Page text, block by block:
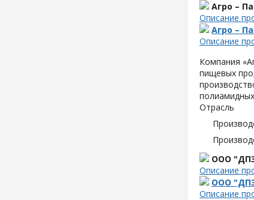
Агро –
Описание
Агро –
Описание
Компания
пищевых
Отрасль
ООО
Описание
ООО
Описание